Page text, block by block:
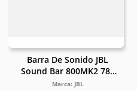
Barra De Sonido JBL
Sound Bar 800MK2 780
Watts Bluetooth Negro
JBL
8.
Celulares
9.
Iphone 17